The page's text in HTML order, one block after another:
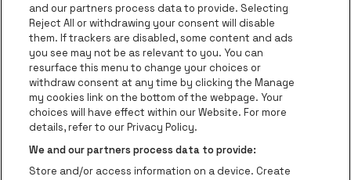
Groupes
Helpcenter
Contact
Instagram
Facebook
Threads
TiktokYoutube
Be•at Tickets fait partie de be•at
be•at Tickets
Schijnpoortweg 119, 2170 Anvers
Be-At Venues
and our partners process data to provide. Selecting
Reject All or withdrawing your consent will disable
them. If trackers are disabled, some content and ads
you see may not be as relevant to you. You can
resurface this menu to change your choices or
withdraw consent at any time by clicking the Manage
my cookies link on the bottom of the webpage. Your
choices will have effect within our Website. For more
details, refer to our Privacy Policy.
We and our partners process data to provide:
Store and/or access information on a device. Create